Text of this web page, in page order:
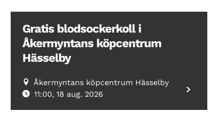
Gratis blodsockerkoll i
Åkermyntans köpcentrum
Hässelby
Åkermyntans köpcentrum Hässelby
11:00, 18 aug. 2026